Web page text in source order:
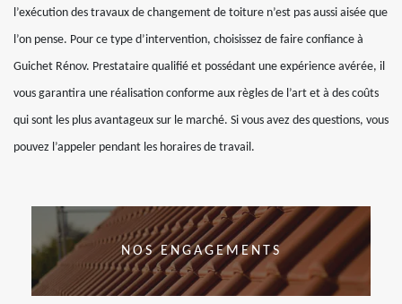
l’exécution des travaux de changement de toiture n’est pas aussi aisée que
l’on pense. Pour ce type d’intervention, choisissez de faire confiance à
Guichet Rénov. Prestataire qualifié et possédant une expérience avérée, il
vous garantira une réalisation conforme aux règles de l’art et à des coûts
qui sont les plus avantageux sur le marché. Si vous avez des questions, vous
pouvez l’appeler pendant les horaires de travail.
NOS ENGAGEMENTS